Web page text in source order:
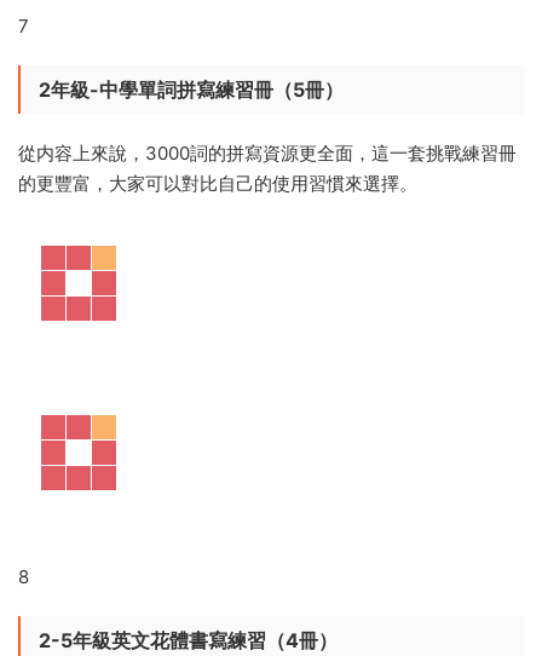
7
2年級-中學單詞拼寫練習冊（5冊）
從内容上來說，3000詞的拼寫資源更全面，這一套挑戰練習冊
的更豐富，大家可以對比自己的使用習慣來選擇。
8
2-5年級英文花體書寫練習（4冊）